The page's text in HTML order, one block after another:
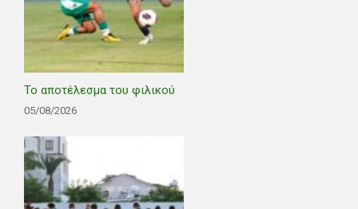
Το αποτέλεσμα του φιλικού
05/08/2026